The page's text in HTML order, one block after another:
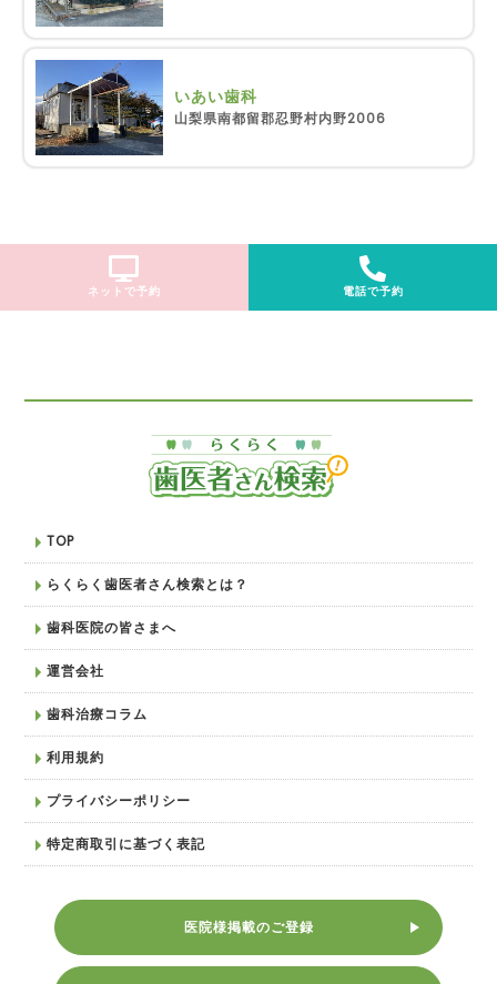
いあい歯科
山梨県南都留郡忍野村内野2006
ネットで予約 電話で予約
TOP
らくらく歯医者さん検索とは？
歯科医院の皆さまへ
運営会社
歯科治療コラム
利用規約
プライバシーポリシー
特定商取引に基づく表記
医院様掲載のご登録